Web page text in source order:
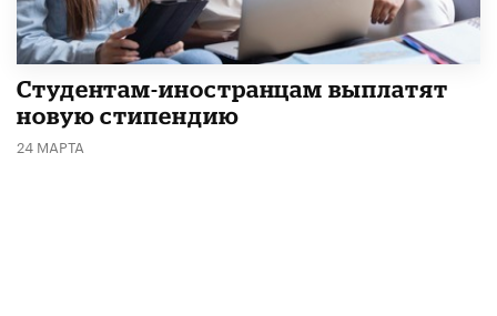
Студентам-иностранцам выплатят
новую стипендию
24 МАРТА